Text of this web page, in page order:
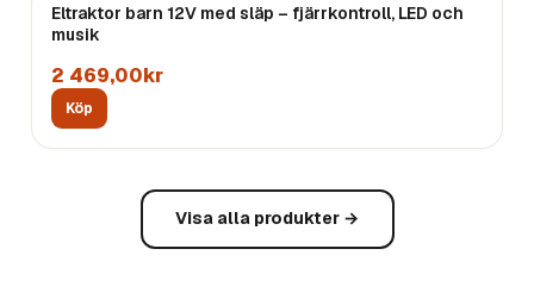
Eltraktor barn 12V med släp – fjärrkontroll, LED och
musik
2 469,00kr
Köp
Visa alla produkter →